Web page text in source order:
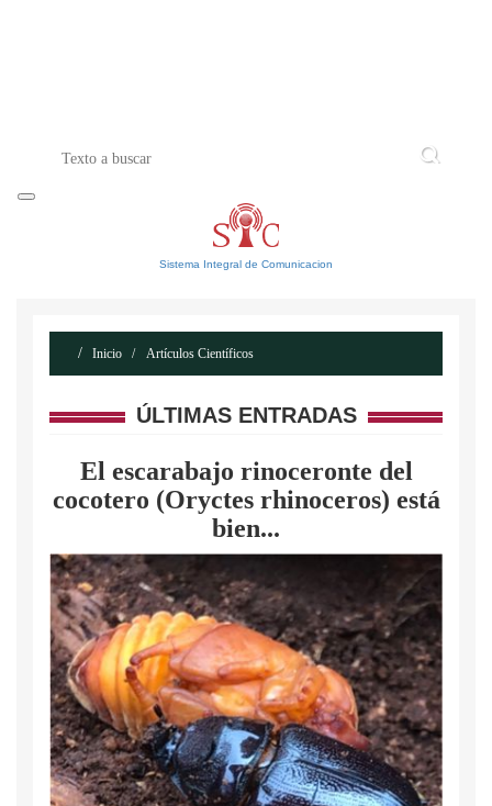
Sistema Integral de Comunicacion
Inicio Artículos Científicos
ÚLTIMAS ENTRADAS
El escarabajo rinoceronte del
cocotero (Oryctes rhinoceros) está
bien...